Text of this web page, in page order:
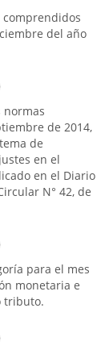
comprendidos
del año
normas
de 2014,
de
en el
en el Diario
N° 42, de
para el mes
monetaria e
tributo.